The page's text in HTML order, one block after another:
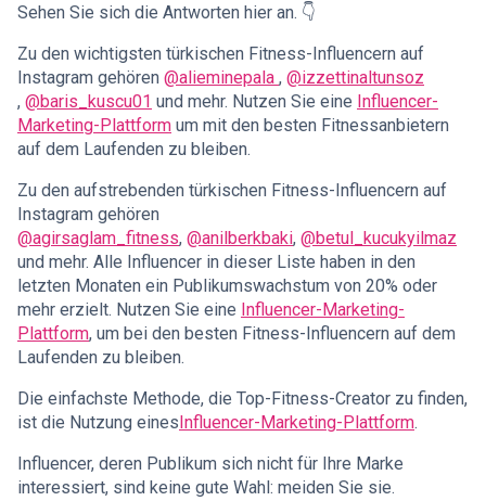
Sehen Sie sich die Antworten hier an. 👇
Zu den wichtigsten türkischen Fitness-Influencern auf
Instagram gehören @alieminepala , @izzettinaltunsoz
, @baris_kuscu01 und mehr. Nutzen Sie eine Influencer-
Marketing-Plattform um mit den besten Fitnessanbietern
auf dem Laufenden zu bleiben.
Zu den aufstrebenden türkischen Fitness-Influencern auf
Instagram gehören
@agirsaglam_fitness, @anilberkbaki, @betul_kucukyilmaz
und mehr. Alle Influencer in dieser Liste haben in den
letzten Monaten ein Publikumswachstum von 20% oder
mehr erzielt. Nutzen Sie eine Influencer-Marketing-
Plattform, um bei den besten Fitness-Influencern auf dem
Laufenden zu bleiben.
Die einfachste Methode, die Top-Fitness-Creator zu finden,
ist die Nutzung einesInfluencer-Marketing-Plattform.
Influencer, deren Publikum sich nicht für Ihre Marke
interessiert, sind keine gute Wahl: meiden Sie sie.